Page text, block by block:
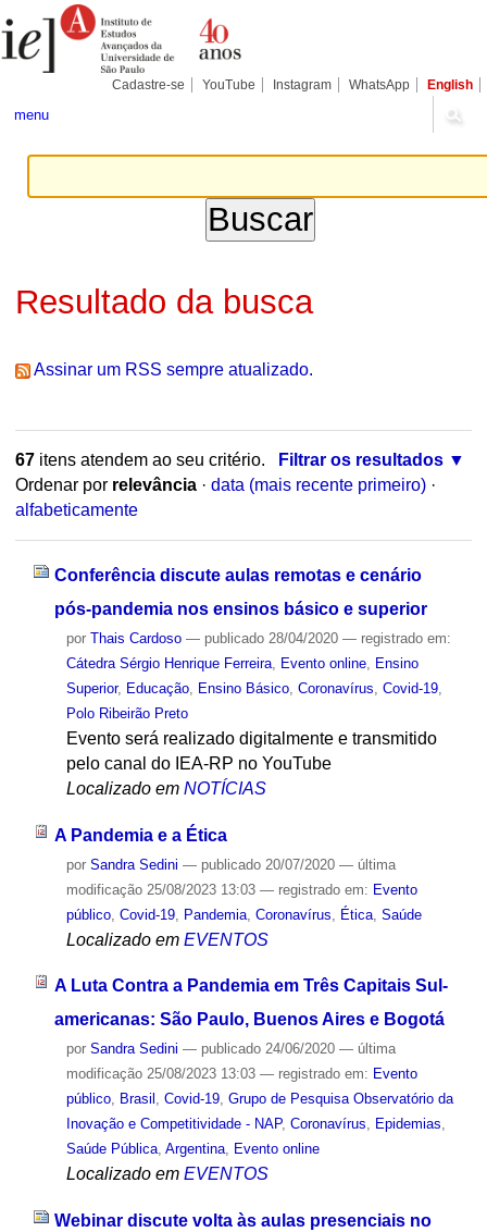
para
conteúdo.
Pessoais
Cadastre-se YouTube Instagram WhatsApp English
menu
Resultado da busca
Assinar um RSS sempre atualizado.
67itens atendem ao seu critério.
Filtrar os resultados
Ordenar por relevância · data (mais recente primeiro) ·
alfabeticamente
Conferência discute aulas remotas e cenário
pós-pandemia nos ensinos básico e superior
por Thais Cardoso — publicado28/04/2020 — registrado em:
Cátedra Sérgio Henrique Ferreira, Evento online,
Ensino
Superior, Educação, Ensino Básico, Coronavírus Covid-19,
Polo Ribeirão Preto
Evento será realizado digitalmente e transmitido
pelo canal do IEA-RP no YouTube
Localizado em NOTÍCIAS
A Pandemia e a Ética
por Sandra Sedini — publicado20/07/2020 — última
modificação25/08/2023 13:03 — registrado em: Evento
público, Covid-19, Pandemia, Coronavírus Ética, Saúde
Localizado em EVENTOS
A Luta Contra a Pandemia em Três Capitais Sul-
americanas: São Paulo, Buenos Aires e Bogotá
por Sandra Sedini — publicado24/06/2020 — última
modificação25/08/2023 13:03 — registrado em: Evento
público, Brasil , Covid-19, Grupo de Pesquisa Observatório da
Inovação e Competitividade - NAP, Coronavírus, Epidemias,
Saúde Pública, Argentina, Evento online
Localizado em EVENTOS
Webinar discute volta às aulas presenciais no